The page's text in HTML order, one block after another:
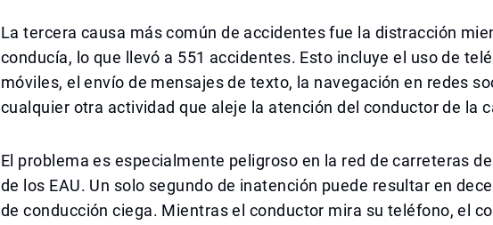
La tercera causa más común de accidentes fue la distracción
conducía, lo que llevó a 551 accidentes. Esto incluye el uso de
móviles, el envío de mensajes de texto, la navegación en redes
cualquier otra actividad que aleje la atención del conductor de la
El problema es especialmente peligroso en la red de carreteras
de los EAU. Un solo segundo de inatención puede resultar en
de conducción ciega. Mientras el conductor mira su teléfono, el